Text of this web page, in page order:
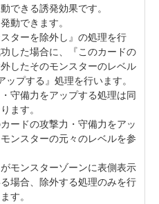
できる誘発効果です。
動できます。
ターを除外し』の処理を行
した場合に、『このカードの
したそのモンスターのレベル
プする』処理を行います。
守備力をアップする処理は同
ます。
ードの攻撃力・守備力をアッ
ンスターの元々のレベルを参
モンスターゾーンに表側表示
場合、除外する処理のみを行
す。